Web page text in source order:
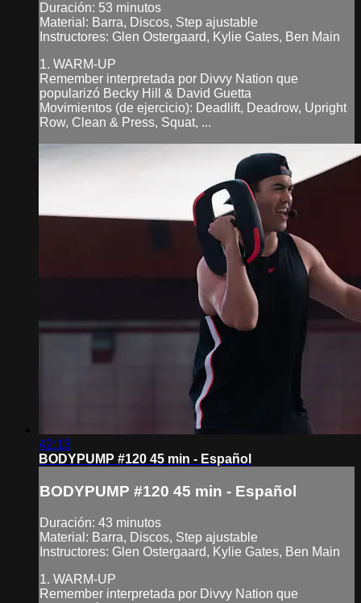
Duración: 53 minutos
Material: Barra, Discos, Step ajustable
Instructores: Glen Ostergaard, Kylie Gates, Ben Main
1. WARM-UP
Remember interpretada por Divvy Nation que
popularizó Becky Hill & David Guetta
Movimientos (de ejercicio): Deadlift, Deadrow, Upright
Row, Clean & Press, Squat, ...
42:13
BODYPUMP #120 45 min - Español
BODYPUMP #120 45 min - Español
Duración: 43 minutos
Material: Barra, Discos, Step ajustable
Instructores: Glen Ostergaard, Kylie Gates, Ben Main
1. WARM-UP
Remember interpretada por Divvy Nation que